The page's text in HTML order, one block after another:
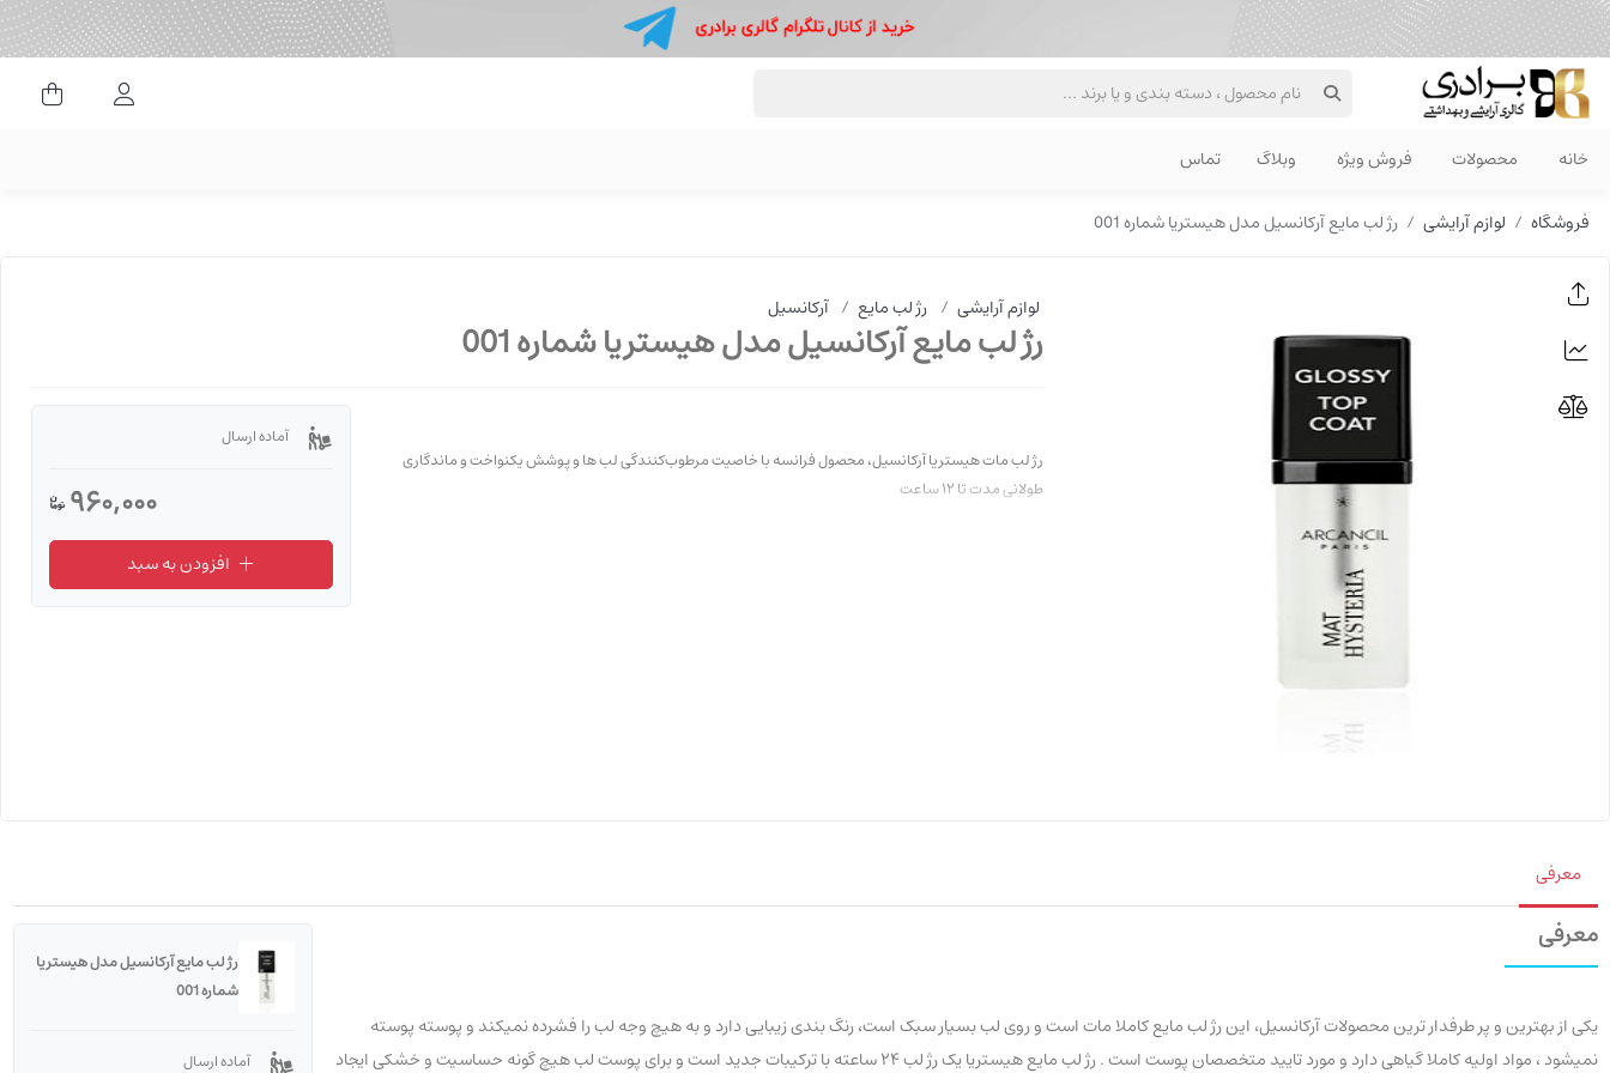
ورود کاربران
خانه
محصولات فروش ویژه وبلاگ تماس
فروشگاه لوازم آرایشی رژ لب مایع آرکانسیل مدل هیستریا شماره 001
لوازم آرایشی / رژ لب مایع / آرکانسیل
رژ لب مایع آرکانسیل مدل هیستریا شماره 001
رژ لب مات هیستریا آرکانسیل، محصول فرانسه با خاصیت مرطوب‌کنندگی لب ها و پوشش یکنواخت و ماندگاری
طولانی مدت تا ۱۲ ساعت
آماده ارسال
960,000
افزودن به سبد
معرفی
معرفی
یکی از بهترین و پر طرفدار ترین محصولات آرکانسیل، این رژ لب مایع کاملا مات است و روی لب بسیار سبک است، رنگ بندی زیبایی دارد و به هیچ وجه لب را فشرده نمیکند و پوسته پوسته
نمیشود ، مواد اولیه کاملا گیاهی دارد و مورد تایید متخصصان پوست است . رژ لب مایع هیستریا یک رژ لب ۲۴ ساعته با ترکیبات جدید است و برای پوست لب هیچ گونه حساسیت و خشکی ایجاد
رژ لب مایع آرکانسیل مدل هیستریا
شماره 001
آماده ارسال